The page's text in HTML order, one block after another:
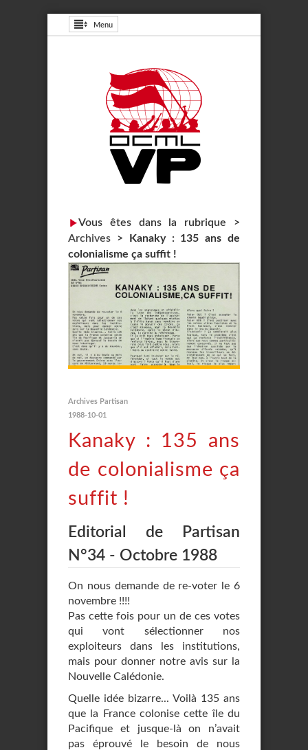
Menu
Vous êtes dans la rubrique >
Archives >
Kanaky : 135 ans de
colonialisme ça suffit !
Archives Partisan
1988-10-01
Kanaky : 135 ans
de colonialisme ça
suffit !
Editorial de Partisan
N°34 - Octobre 1988
On nous demande de re-voter le 6
novembre !!!!
Pas cette fois pour un de ces votes
qui vont sélectionner nos
exploiteurs dans les institutions,
mais pour donner notre avis sur la
Nouvelle Calédonie.
Quelle idée bizarre... Voilà 135 ans
que la France colonise cette île du
Pacifique et jusque-là on n’avait
pas éprouvé le besoin de nous